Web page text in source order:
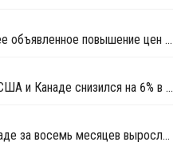
ExxonMobil подтвердила ранее объявленное повышение цен ПЭ на февраль
Объем производства ПНД в США и Канаде снизился на 6% в октябре
Продажи ЛПНП в США и Канаде за восемь месяцев выросли на 6%